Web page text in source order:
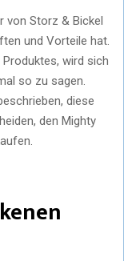
von Storz & Bickel
und Vorteile hat.
wird sich
so zu sagen.
diese
den Mighty